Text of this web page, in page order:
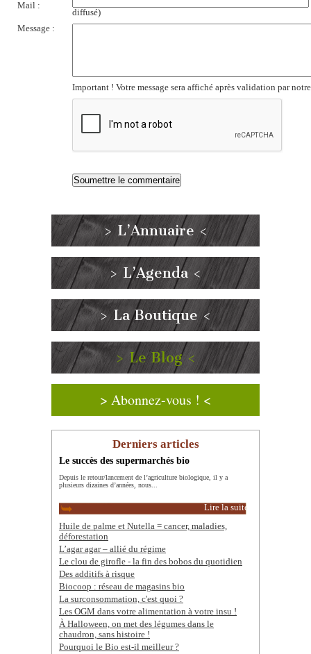
Mail :
diffusé)
Message :
Important ! Votre message sera affiché après validation par
> L’Annuaire <
> L’Agenda <
> La Boutique <
> Le Blog <
> Abonnez-vous ! <
Derniers articles
Le succès des supermarchés bio
Depuis le retour/lancement de l’agriculture biologique, il y a
plusieurs dizaines d’années, nous...
Lire la suite
Huile de palme et Nutella = cancer, maladies,
déforestation
L’agar agar – allié du régime
Le clou de girofle - la fin des bobos du quotidien
Des additifs à risque
Biocoop : réseau de magasins bio
La surconsommation, c'est quoi ?
Les OGM dans votre alimentation à votre insu !
À Halloween, on met des légumes dans le
chaudron, sans histoire !
Pourquoi le Bio est-il meilleur ?